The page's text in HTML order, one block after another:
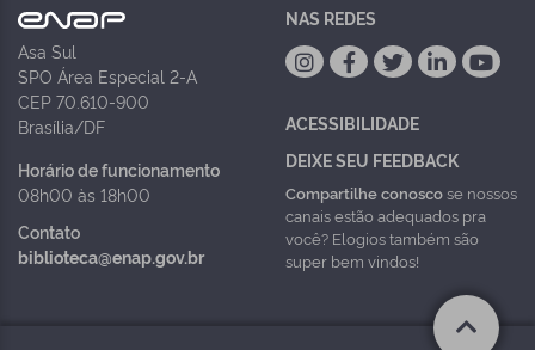
Asa Sul
SPO Área Especial 2-A
CEP 70.610-900
Brasília/DF
Horário de funcionamento
08h00 às 18h00
Contato
biblioteca@enap.gov.br
NAS REDES
ACESSIBILIDADE
DEIXE SEU FEEDBACK
Compartilhe conoscose nossos
canais estão adequados pra
você? Elogios também são
super bem vindos!